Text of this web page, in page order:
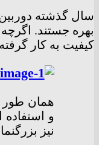
سال گذشته
بهره جستند.
کیفیت به کار
همان طور
نیز